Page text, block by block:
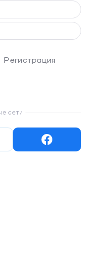
уровня
камеры
Регистрация
сети